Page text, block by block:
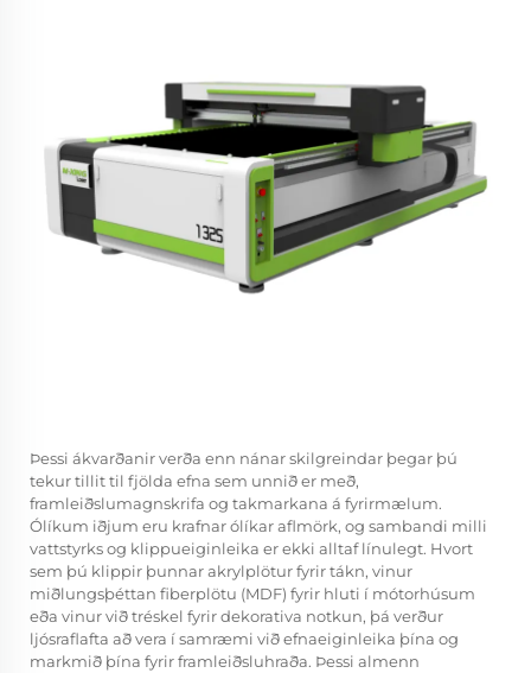
Þessi ákvarðanir verða enn nánar skilgreindar þegar þú
tekur tillit til fjölda efna sem unnið er með,
framleiðslumagnskrifa og takmarkana á fyrirmælum.
Ólíkum iðjum eru krafnar ólíkar aflmörk, og sambandi milli
vattstyrks og klippueiginleika er ekki alltaf línulegt. Hvort
sem þú klippir þunnar akrylplötur fyrir tákn, vinur
miðlungsþéttan fiberplötu (MDF) fyrir hluti í mótorhúsum
eða vinur við tréskel fyrir dekorativa notkun, þá verður
ljósraflafta að vera í samræmi við efnaeiginleika þína og
markmið þína fyrir framleiðsluhraða. Þessi almenn